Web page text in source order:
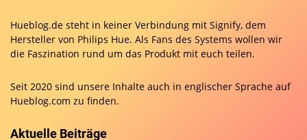
Hueblog.de steht in keiner Verbindung mit Signify, dem
Hersteller von Philips Hue. Als Fans des Systems wollen wir
die Faszination rund um das Produkt mit euch teilen.
Seit 2020 sind unsere Inhalte auch in englischer Sprache auf
Hueblog.com zu finden.
Aktuelle Beiträge